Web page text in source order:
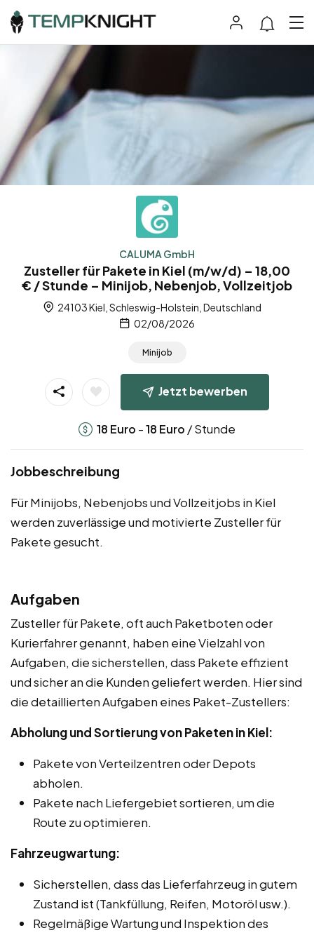
CALUMA GmbH
Zusteller für Pakete in Kiel (m/w/d) – 18,00
€ / Stunde – Minijob, Nebenjob, Vollzeitjob
24103 Kiel, Schleswig-Holstein, Deutschland
02/08/2026
Minijob
Jetzt bewerben
18 Euro -18 Euro / Stunde
Jobbeschreibung
Für Minijobs, Nebenjobs und Vollzeitjobs in Kiel
werden zuverlässige und motivierte Zusteller für
Pakete gesucht.
Aufgaben
Zusteller für Pakete, oft auch Paketboten oder
Kurierfahrer genannt, haben eine Vielzahl von
Aufgaben, die sicherstellen, dass Pakete effizient
und sicher an die Kunden geliefert werden. Hier sind
die detaillierten Aufgaben eines Paket-Zustellers:
Abholung und Sortierung von Paketen in Kiel:
Pakete von Verteilzentren oder Depots
abholen.
Pakete nach Liefergebiet sortieren, um die
Route zu optimieren.
Fahrzeugwartung:
Sicherstellen, dass das Lieferfahrzeug in gutem
Zustand ist (Tankfüllung, Reifen, Motoröl usw.).
Regelmäßige Wartung und Inspektion des